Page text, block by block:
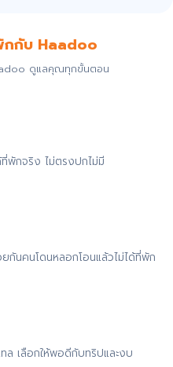
กับ Haadoo
ดูแลคุณทุกขั้นตอน
พักจริง ไม่ตรงปกไม่มี
กันคนโดนหลอกโอนแล้วไม่ได้ที่พัก
ล เลือกให้พอดีกับทริปและงบ